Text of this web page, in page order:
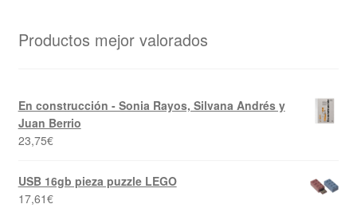
Productos mejor valorados
En construcción - Sonia Rayos, Silvana Andrés y
Juan Berrio
23,75€
USB 16gb pieza puzzle LEGO
17,61€